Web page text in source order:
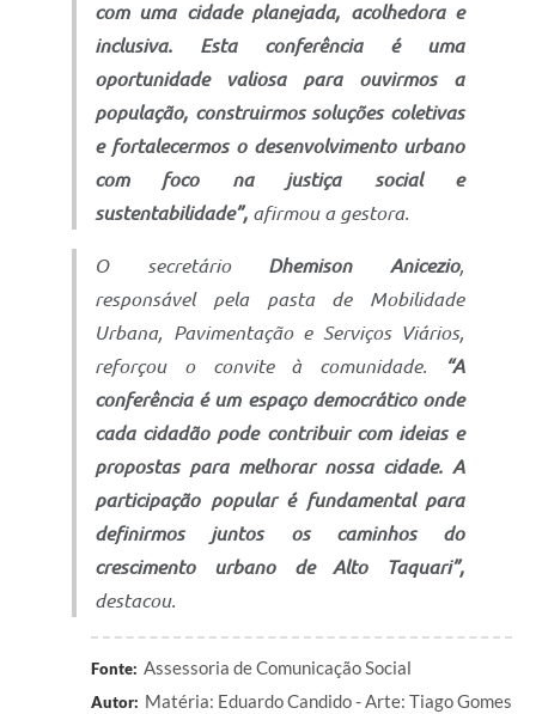
com uma cidade planejada, acolhedora e
inclusiva. Esta conferência é uma
oportunidade valiosa para ouvirmos a
população, construirmos soluções coletivas
e fortalecermos o desenvolvimento urbano
com foco na justiça social e
sustentabilidade”, afirmou a gestora.
O secretário Dhemison Anicezio,
responsável pela pasta de Mobilidade
Urbana, Pavimentação e Serviços Viários,
reforçou o convite à comunidade. “A
conferência é um espaço democrático onde
cada cidadão pode contribuir com ideias e
propostas para melhorar nossa cidade. A
participação popular é fundamental para
definirmos juntos os caminhos do
crescimento urbano de Alto Taquari”,
destacou.
Fonte: Assessoria de Comunicação Social
Autor: Matéria: Eduardo Candido - Arte: Tiago Gomes